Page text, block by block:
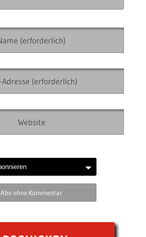
Abo ohne Kommentar